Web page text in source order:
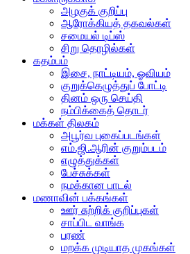
அழகுக் குறிப்பு
ஆரோக்கியத் தகவல்கள்
சமையல் டிப்ஸ்
சிறு தொழில்கள்
கதம்பம்
இசை, நாட்டியம், ஓவியம்
குறுக்கெழுத்துப் போட்டி
தினம் ஒரு செய்தி
நம்பிக்கைத் தொடர்
மக்கள் திலகம்
அபூர்வ புகைப்படங்கள்
எம்.ஜி.ஆரின் குறும்படம்
எழுத்துக்கள்
பேச்சுக்கள்
நமக்கான பாடல்
மணாவின் பக்கங்கள்
ஊர் சுற்றிக் குறிப்புகள்
சாப்பிட வாங்க
பரண்
மறக்க முடியாத முகங்கள்